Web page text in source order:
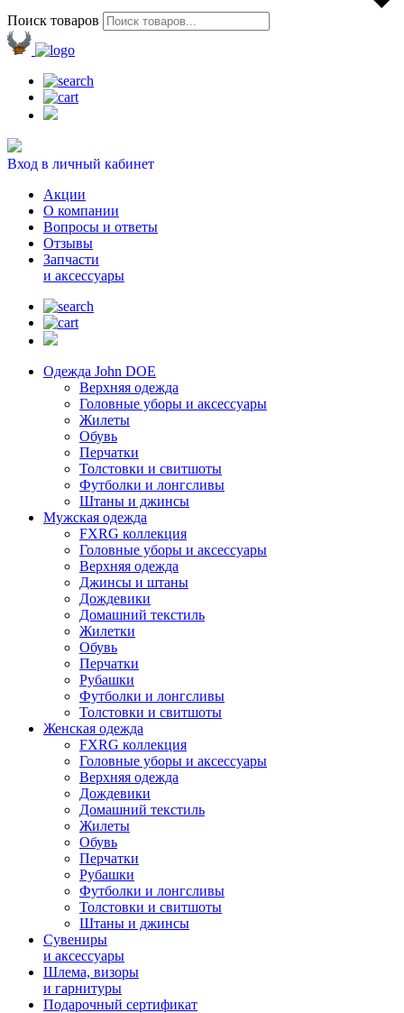
Поиск товаров
Вход в личный кабинет
Акции
О компании
Вопросы и ответы
Отзывы
Запчасти
и аксессуары
Одежда John DOE
Верхняя одежда
Головные уборы и аксессуары
Жилеты
Обувь
Перчатки
Толстовки и свитшоты
Футболки и лонгсливы
Штаны и джинсы
Мужская одежда
FXRG коллекция
Головные уборы и аксессуары
Верхняя одежда
Джинсы и штаны
Дождевики
Домашний текстиль
Жилетки
Обувь
Перчатки
Рубашки
Футболки и лонгсливы
Толстовки и свитшоты
Женская одежда
FXRG коллекция
Головные уборы и аксессуары
Верхняя одежда
Дождевики
Домашний текстиль
Жилеты
Обувь
Перчатки
Рубашки
Футболки и лонгсливы
Толстовки и свитшоты
Штаны и джинсы
Сувениры
и аксессуары
Шлема, визоры
и гарнитуры
Подарочный сертификат